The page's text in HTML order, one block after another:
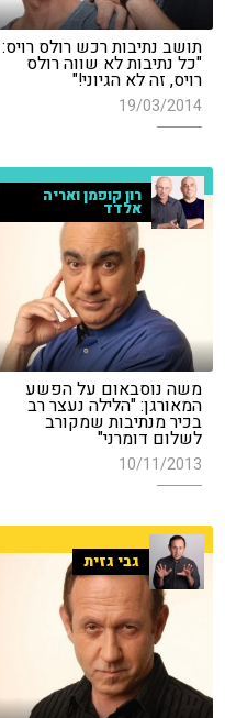
תושב נתיבות רכש רולס רויס:
"כל נתיבות לא שווה רולס
רויס, זה לא הגיוני!"
19/03/2014
רון קופמן ואריה
אלדד
משה נוסבאום על הפשע
המאורגן: "הלילה נעצר רב
בכיר מנתיבות שמקורב
לשלום דומרני"
10/11/2013
גבי גזית